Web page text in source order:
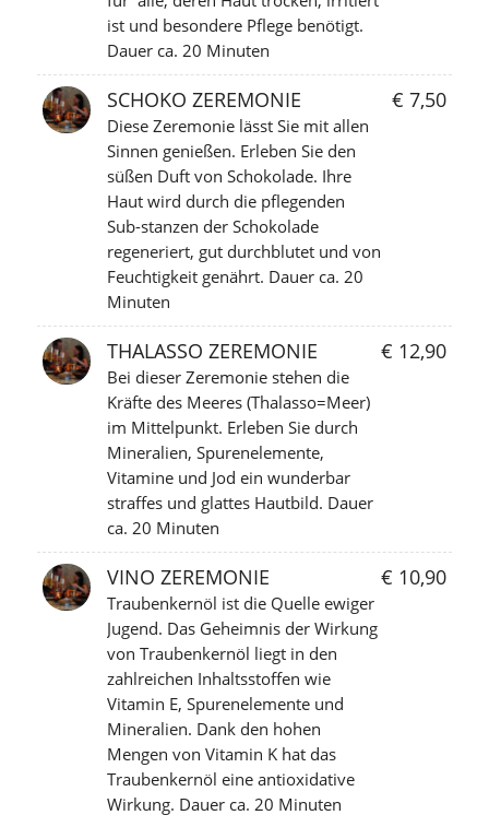
ist und besondere Pflege benötigt.
Dauer ca. 20 Minuten
SCHOKO ZEREMONIE € 7,50
Diese Zeremonie lässt Sie mit allen
Sinnen genießen. Erleben Sie den
süßen Duft von Schokolade. Ihre
Haut wird durch die pflegenden
Sub-stanzen der Schokolade
regeneriert, gut durchblutet und von
Feuchtigkeit genährt. Dauer ca. 20
Minuten
THALASSO ZEREMONIE € 12,90
Bei dieser Zeremonie stehen die
Kräfte des Meeres (Thalasso=Meer)
im Mittelpunkt. Erleben Sie durch
Mineralien, Spurenelemente,
Vitamine und Jod ein wunderbar
straffes und glattes Hautbild. Dauer
ca. 20 Minuten
VINO ZEREMONIE € 10,90
Traubenkernöl ist die Quelle ewiger
Jugend. Das Geheimnis der Wirkung
von Traubenkernöl liegt in den
zahlreichen Inhaltsstoffen wie
Vitamin E, Spurenelemente und
Mineralien. Dank den hohen
Mengen von Vitamin K hat das
Traubenkernöl eine antioxidative
Wirkung. Dauer ca. 20 Minuten